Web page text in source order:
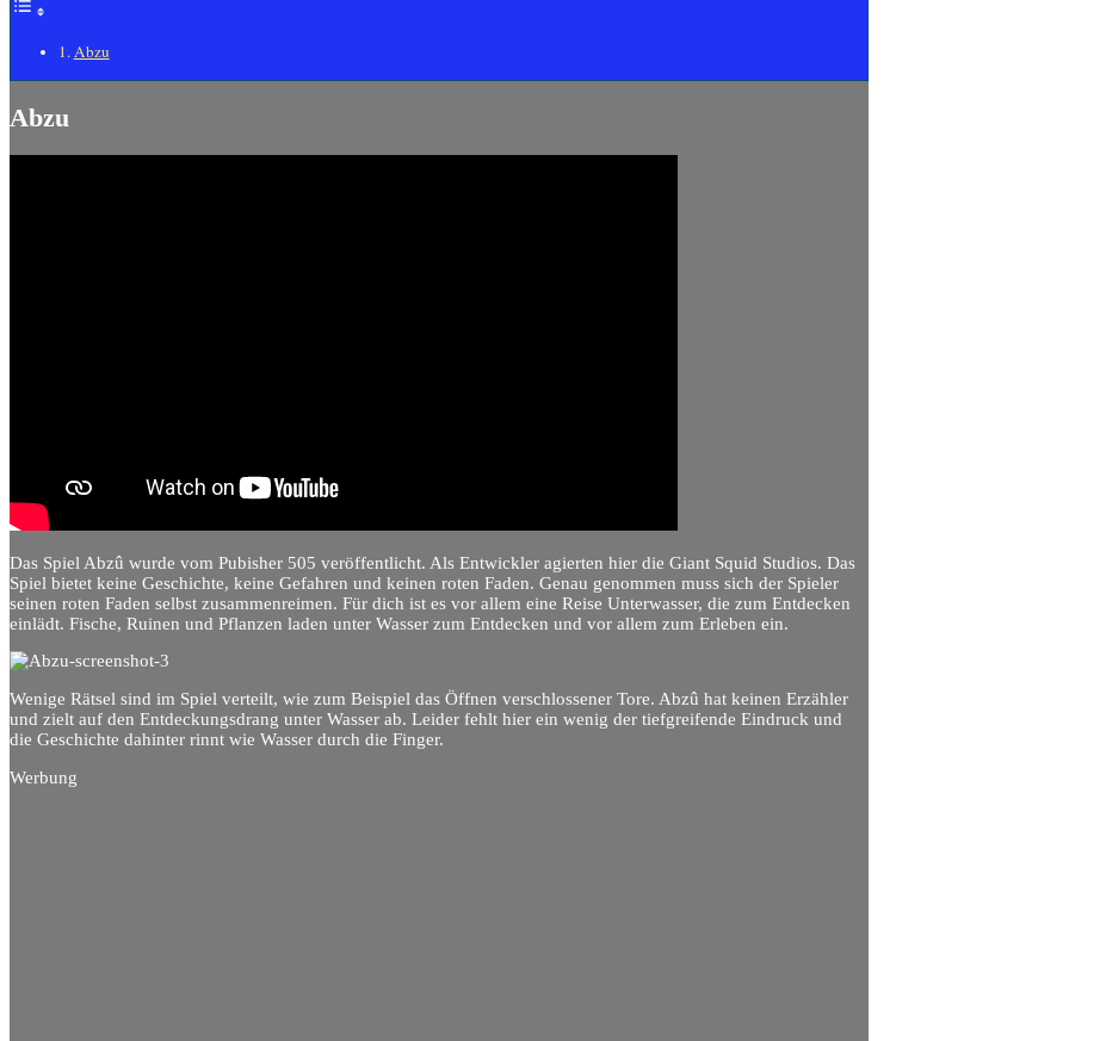
Abzu
Abzu
Das Spiel Abzû wurde vom Pubisher 505 veröffentlicht. Als Entwickler agierten hier die Giant Squid Studios. Das
Spiel bietet keine Geschichte, keine Gefahren und keinen roten Faden. Genau genommen muss sich der Spieler
seinen roten Faden selbst zusammenreimen. Für dich ist es vor allem eine Reise Unterwasser, die zum Entdecken
einlädt. Fische, Ruinen und Pflanzen laden unter Wasser zum Entdecken und vor allem zum Erleben ein.
Wenige Rätsel sind im Spiel verteilt, wie zum Beispiel das Öffnen verschlossener Tore. Abzû hat keinen Erzähler
und zielt auf den Entdeckungsdrang unter Wasser ab. Leider fehlt hier ein wenig der tiefgreifende Eindruck und
die Geschichte dahinter rinnt wie Wasser durch die Finger.
Werbung